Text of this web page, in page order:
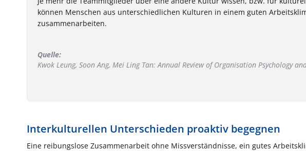
können Menschen aus unterschiedlichen Kulturen in einem guten
zusammenarbeiten.
Quelle:
Kwok Leung, Soon Ang, Mei Ling Tan: Annual Review of Organisation Psychology
Interkulturellen Unterschieden proaktiv begegnen
Eine reibungslose Zusammenarbeit ohne Missverständnisse, ein gutes